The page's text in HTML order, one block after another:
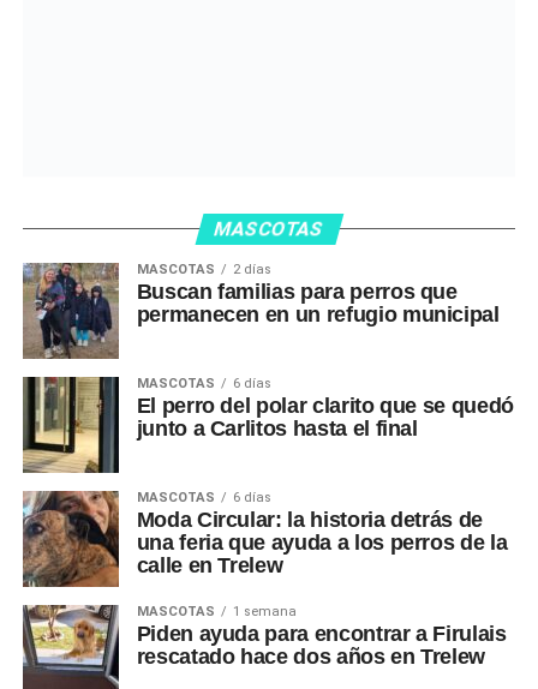
MASCOTAS
MASCOTAS 2 días
Buscan familias para perros que
permanecen en un refugio municipal
MASCOTAS 6 días
El perro del polar clarito que se quedó
junto a Carlitos hasta el final
MASCOTAS 6 días
Moda Circular: la historia detrás de
una feria que ayuda a los perros de la
calle en Trelew
MASCOTAS 1 semana
Piden ayuda para encontrar a Firulais
rescatado hace dos años en Trelew